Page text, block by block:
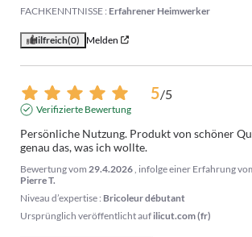
FACHKENNTNISSE : Erfahrener Heimwerker
Hilfreich(0) Melden
5/5
Verifizierte Bewertung
Persönliche Nutzung. Produkt von schöner
genau das, was ich wollte.
Bewertung vom 29.4.2026 , infolge einer Erfahrung
Pierre T.
Niveau d’expertise : Bricoleur débutant
Ursprünglich veröffentlicht auf ilicut.com (fr)